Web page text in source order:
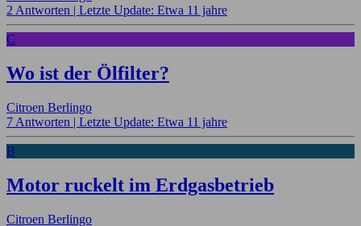
2 Antworten | Letzte Update: Etwa 11 jahre
C
Wo ist der Ölfilter?
Citroen Berlingo
7 Antworten | Letzte Update: Etwa 11 jahre
B
Motor ruckelt im Erdgasbetrieb
Citroen Berlingo